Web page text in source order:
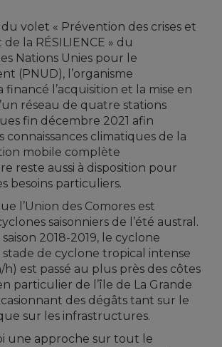
volet « Prévention des crises et
la RÉSILIENCE » du
Nations Unies pour le
(PNUD), l’organisme
l’acquisition et la mise en
réseau de quatre stations
fin décembre 2021 afin
connaissances climatiques de la
mobile complète
reste aussi à disposition pour
besoins particuliers.
l’Union des Comores est
saisonniers de l’été austral.
2018-2019, le cyclone
stade de cyclone tropical intense
h) est passé au plus près des côtes
particulier de l’île de La Grande
des dégâts tant sur le
sur les infrastructures.
une approche sur tout le